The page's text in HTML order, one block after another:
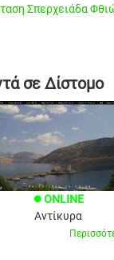
Σπερχειάδα
σε Δίστομο
brightness_1 ONLINE
Αντίκυρα